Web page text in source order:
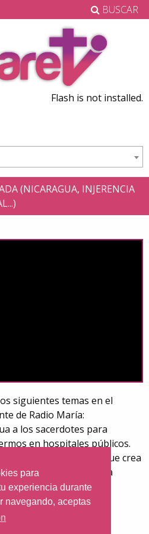
para
experiencia durante
navegando, aceptas
BUSCAR
Flash is not installed.
(NICARAGUA, INJERENCIA
siguientes temas en el
de Radio María:
a los sacerdotes para
en hospitales públicos.
Español que crea
de la vida de la
“ángel de luz”